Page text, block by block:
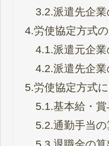
3.2.派遣先企業
4.労使協定方式
4.1.派遣元企業
4.2.派遣先企業
5.労使協定方式
5.1.基本給・
5.2.通勤手当